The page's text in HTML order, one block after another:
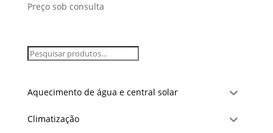
Preço sob consulta
Aquecimento de água e central solar
Climatização